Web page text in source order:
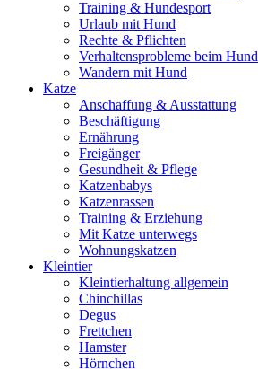
Training & Hundesport
Urlaub mit Hund
Rechte & Pflichten
Verhaltensprobleme beim Hund
Wandern mit Hund
Katze
Anschaffung & Ausstattung
Beschäftigung
Ernährung
Freigänger
Gesundheit & Pflege
Katzenbabys
Katzenrassen
Training & Erziehung
Mit Katze unterwegs
Wohnungskatzen
Kleintier
Kleintierhaltung allgemein
Chinchillas
Degus
Frettchen
Hamster
Hörnchen